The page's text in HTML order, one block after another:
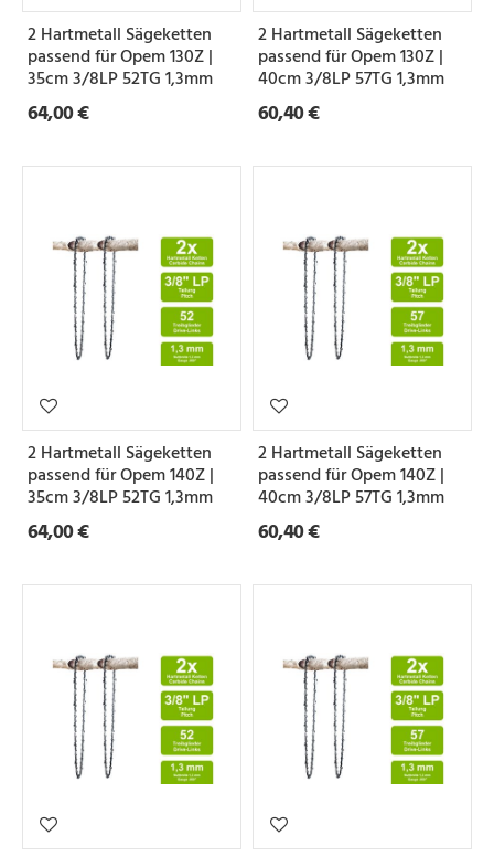
2 Hartmetall Sägeketten
passend für Opem 130Z |
35cm 3/8LP 52TG 1,3mm
64,00 €
2 Hartmetall Sägeketten
passend für Opem 130Z |
40cm 3/8LP 57TG 1,3mm
60,40 €
2 Hartmetall Sägeketten
passend für Opem 140Z |
35cm 3/8LP 52TG 1,3mm
64,00 €
2 Hartmetall Sägeketten
passend für Opem 140Z |
40cm 3/8LP 57TG 1,3mm
60,40 €
i
l
u
N
u
b
i
t
e
Z
h
n
o